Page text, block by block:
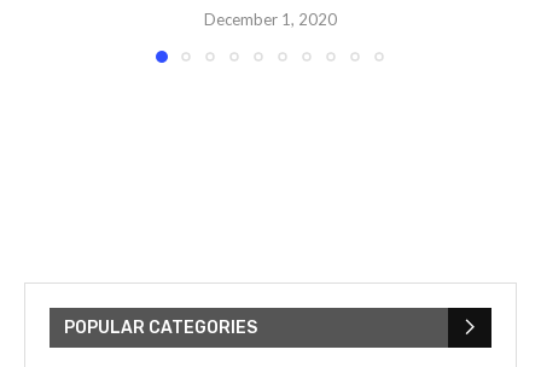
December 1, 2020
POPULAR CATEGORIES